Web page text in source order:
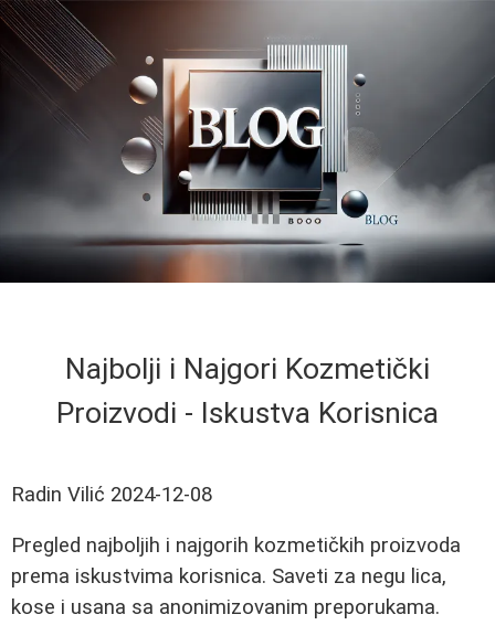
Najbolji i Najgori Kozmetički
Proizvodi - Iskustva Korisnica
Radin Vilić 2024-12-08
Pregled najboljih i najgorih kozmetičkih proizvoda
prema iskustvima korisnica. Saveti za negu lica,
kose i usana sa anonimizovanim preporukama.